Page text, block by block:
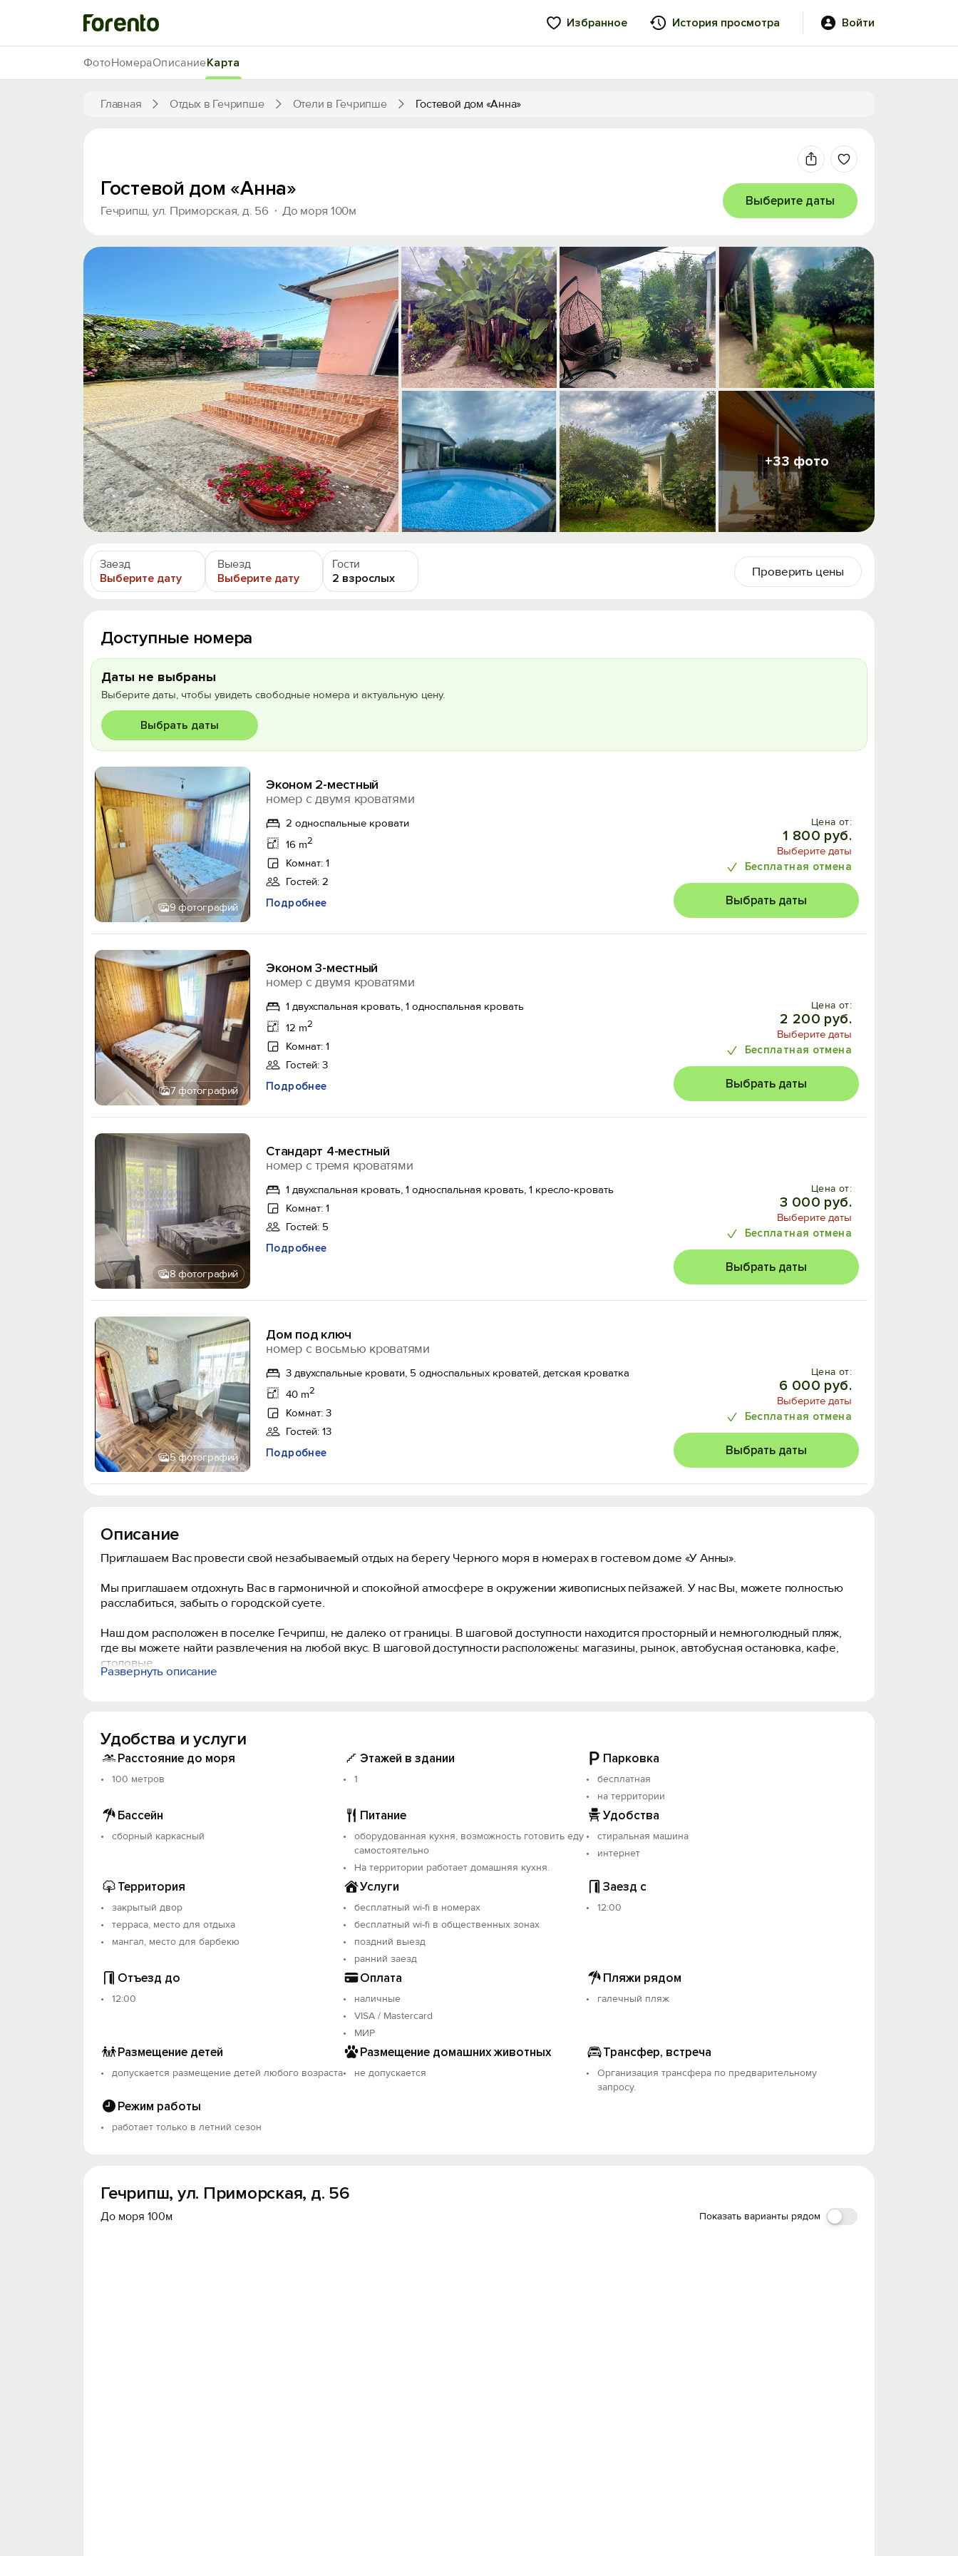
Избранное История просмотра Войти
Главная Отдых в Гечрипше Отели в Гечрипше Гостевой дом «Анна»
ФотоНомераОписаниеКарта
+33 фото
Гостевой дом «Анна»
Гечрипш, ул. Приморская, д. 56 До моря 100м
Выберите даты
Заезд
Выберите дату
Выезд
Выберите дату
Гости
2 взрослых
Проверить цены
Доступные номера
Даты не выбраны
Выберите даты, чтобы увидеть свободные номера и актуальную цену.
Выбрать даты
9 фотографий
Эконом 2-местный
номер с двумя кроватями
2 односпальные кровати
16 m2
Комнат: 1
Гостей: 2
Подробнее
Цена от:
1 800 руб.
Выберите даты
Бесплатная отмена
Выбрать даты
7 фотографий
Эконом 3-местный
номер с двумя кроватями
1 двухспальная кровать, 1 односпальная кровать
12 m2
Комнат: 1
Гостей: 3
Подробнее
Цена от:
2 200 руб.
Выберите даты
Бесплатная отмена
Выбрать даты
8 фотографий
Стандарт 4-местный
номер с тремя кроватями
1 двухспальная кровать, 1 односпальная кровать, 1 кресло-кровать
Комнат: 1
Гостей: 5
Подробнее
Цена от:
3 000 руб.
Выберите даты
Бесплатная отмена
Выбрать даты
5 фотографий
Дом под ключ
номер с восьмью кроватями
3 двухспальные кровати, 5 односпальных кроватей, детская кроватка
40 m2
Комнат: 3
Гостей: 13
Подробнее
Цена от:
6 000 руб.
Выберите даты
Бесплатная отмена
Выбрать даты
Описание
Приглашаем Вас провести свой незабываемый отдых на берегу Черного моря в номерах в гостевом доме «У Анны».
Мы приглашаем отдохнуть Вас в гармоничной и спокойной атмосфере в окружении живописных пейзажей. У нас Вы, можете полностью
расслабиться, забыть о городской суете.
Наш дом расположен в поселке Гечрипш, не далеко от границы. В шаговой доступности находится просторный и немноголюдный пляж,
где вы можете найти развлечения на любой вкус. В шаговой доступности расположены: магазины, рынок, автобусная остановка, кафе,
столовые.
Развернуть описание
Удобства и услуги
Расстояние до моря
100 метров
Этажей в здании
1
Парковка
бесплатная
на территории
Бассейн
сборный каркасный
Питание
оборудованная кухня, возможность готовить еду
самостоятельно
На территории работает домашняя кухня.
Удобства
стиральная машина
интернет
Территория
закрытый двор
терраса, место для отдыха
мангал, место для барбекю
Услуги
бесплатный wi-fi в номерах
бесплатный wi-fi в общественных зонах
поздний выезд
ранний заезд
Заезд с
12:00
Отъезд до
12:00
Оплата
наличные
VISA / Mastercard
МИР
Пляжи рядом
галечный пляж
Размещение детей
допускается размещение детей любого возраста
Размещение домашних животных
не допускается
Трансфер, встреча
Организация трансфера по предварительному
запросу.
Режим работы
работает только в летний сезон
Гечрипш, ул. Приморская, д. 56
До моря 100м Показать варианты рядом